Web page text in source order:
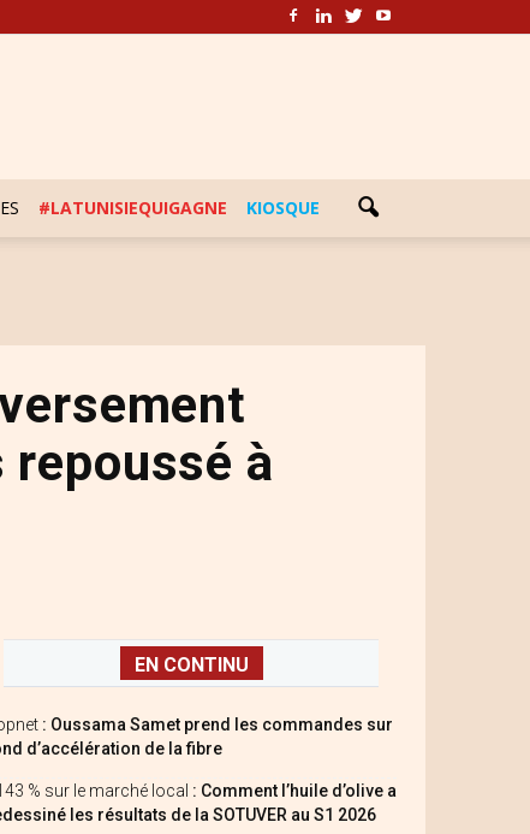
#LATUNISIEQUIGAGNE KIOSQUE
repoussé à
EN CONTINU
: Oussama Samet prend les commandes sur
d’accélération de la fibre
% sur le marché local : Comment l’huile d’olive a
les résultats de la SOTUVER au S1 2026